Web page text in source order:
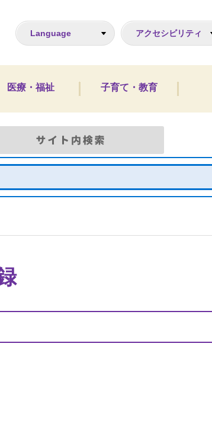
Language アクセシビリティ
医療・福祉 子育て・教育
検索